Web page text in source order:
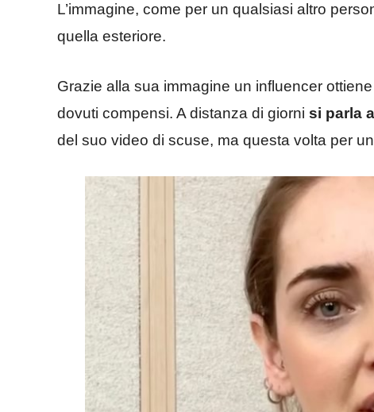
L’immagine, come per un qualsiasi altro
quella esteriore.
Grazie alla sua immagine un influencer
dovuti compensi. A distanza di giorni si parla
del suo video di scuse, ma questa volta per